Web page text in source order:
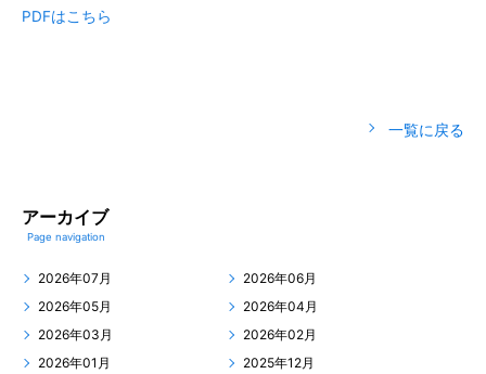
PDFはこちら
一覧に戻る
アーカイブ
Page navigation
2026年07月
2026年06月
2026年05月
2026年04月
2026年03月
2026年02月
2026年01月
2025年12月